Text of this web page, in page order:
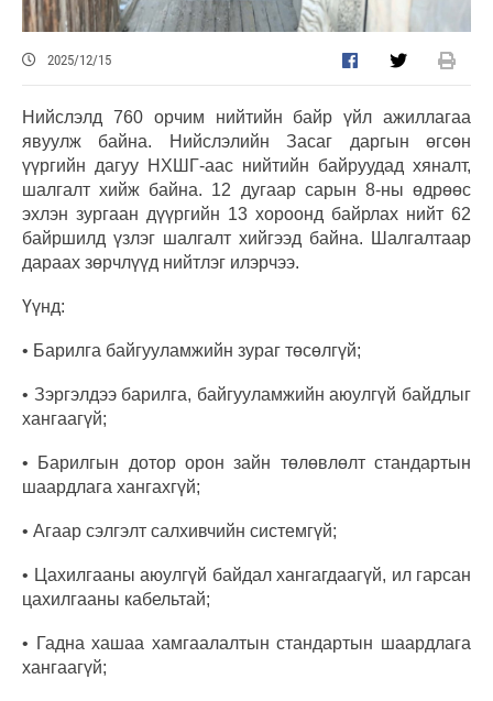
2025/12/15
Нийслэлд 760 орчим нийтийн байр үйл ажиллагаа
явуулж байна. Нийслэлийн Засаг даргын өгсөн
үүргийн дагуу НХШГ-аас нийтийн байруудад хяналт,
шалгалт хийж байна. 12 дугаар сарын 8-ны өдрөөс
эхлэн зургаан дүүргийн 13 хороонд байрлах нийт 62
байршилд үзлэг шалгалт хийгээд байна. Шалгалтаар
дараах зөрчлүүд нийтлэг илэрчээ.
Үүнд:
• Барилга байгууламжийн зураг төсөлгүй;
• Зэргэлдээ барилга, байгууламжийн аюулгүй байдлыг
хангаагүй;
• Барилгын дотор орон зайн төлөвлөлт стандартын
шаардлага хангахгүй;
• Агаар сэлгэлт салхивчийн системгүй;
• Цахилгааны аюулгүй байдал хангагдаагүй, ил гарсан
цахилгааны кабельтай;
• Гадна хашаа хамгаалалтын стандартын шаардлага
хангаагүй;